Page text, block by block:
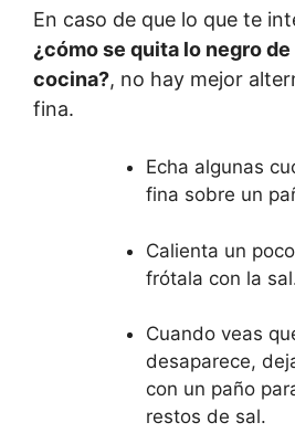
En caso de que lo que te
¿cómo se quita lo negro
cocina?, no hay mejor
fina.
Echa algunas
fina sobre un
Calienta un
frótala con la
Cuando veas
desaparece,
con un paño
restos de sal.